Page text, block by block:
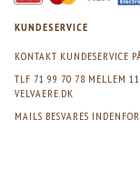
KUNDESERVICE
KONTAKT KUNDESERVICE
TLF 71 99 70 78 MELLEM
VELVAERE.DK
MAILS BESVARES